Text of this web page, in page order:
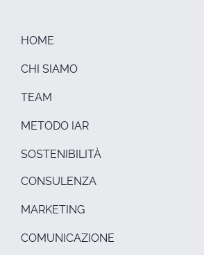
HOME
CHI SIAMO
TEAM
METODO IAR
SOSTENIBILITÀ
CONSULENZA
MARKETING
COMUNICAZIONE